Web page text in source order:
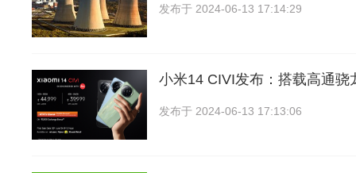
发布于 2024-06-13 17:14:29
小米14 CIVI发布：搭载高通骁
发布于 2024-06-13 17:13:06